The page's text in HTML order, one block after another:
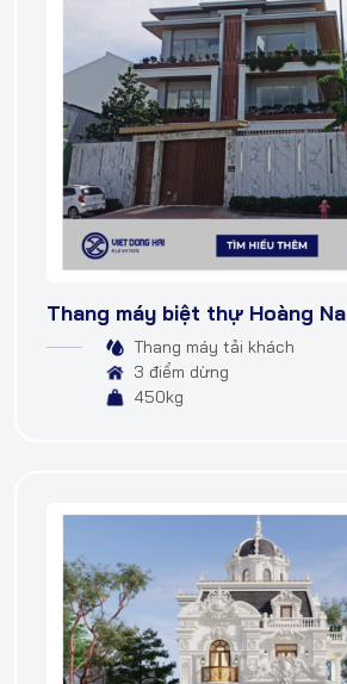
Thang máy biệt thự Hoàng Na
Thang máy tải khách
3 điểm dừng
450kg